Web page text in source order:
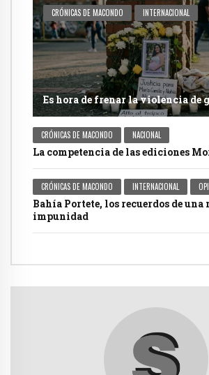
CRÓNICAS DE MACONDO INTERNACIONAL
Es hora de frenar la violencia de
CRÓNICAS DE MACONDO NACIONAL
La competencia de las ediciones
CRÓNICAS DE MACONDO INTERNACIONAL
Bahía Portete, los recuerdos de una
impunidad